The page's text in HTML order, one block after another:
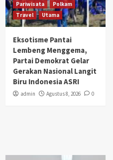
Pariwisata
Polkam
Travel
Utama
Eksotisme Pantai
Lembeng Menggema,
Partai Demokrat Gelar
Gerakan Nasional Langit
Biru Indonesia ASRI
admin Agustus 8, 2026 0